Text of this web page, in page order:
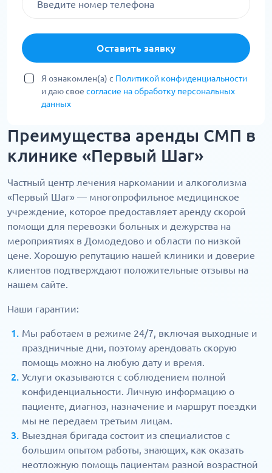
Оставить заявку
Я ознакомлен(а) с Политикой конфиденциальности
и даю свое согласие на обработку персональных
данных
Преимущества аренды СМП в
клинике «Первый Шаг»
Частный центр лечения наркомании и алкоголизма
«Первый Шаг» — многопрофильное медицинское
учреждение, которое предоставляет аренду скорой
помощи для перевозки больных и дежурства на
мероприятиях в Домодедово и области по низкой
цене. Хорошую репутацию нашей клиники и доверие
клиентов подтверждают положительные отзывы на
нашем сайте.
Наши гарантии:
Мы работаем в режиме 24/7, включая выходные и
праздничные дни, поэтому арендовать скорую
помощь можно на любую дату и время.
Услуги оказываются с соблюдением полной
конфиденциальности. Личную информацию о
пациенте, диагноз, назначение и маршрут поездки
мы не передаем третьим лицам.
Выездная бригада состоит из специалистов с
большим опытом работы, знающих, как оказать
неотложную помощь пациентам разной возрастной